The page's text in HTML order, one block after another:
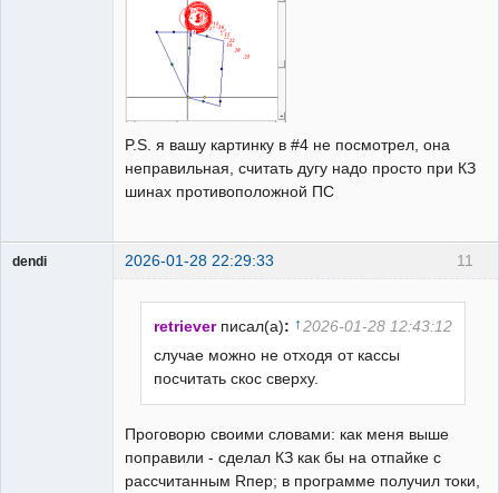
P.S. я вашу картинку в #4 не посмотрел, она
неправильная, считать дугу надо просто при КЗ
шинах противоположной ПС
11
dendi 2026-01-28 22:29:33
retriever писал(а): ↑ 2026-01-28 12:43:12
случае можно не отходя от кассы
посчитать скос сверху.
Проговорю своими словами: как меня выше
поправили - сделал КЗ как бы на отпайке с
рассчитанным Rпер; в программе получил токи,